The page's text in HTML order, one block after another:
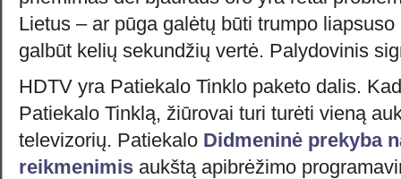
Lietus – ar pūga galėtų būti trumpo
galbūt kelių sekundžių vertė. Palydovinis
HDTV yra Patiekalo Tinklo paketo dalis.
Patiekalo Tinklą, žiūrovai turi turėti vieną
televizorių. Patiekalo Didmeninė prekyba
reikmenimis aukštą apibrėžimo